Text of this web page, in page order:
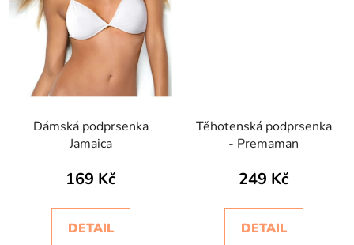
Dámská podprsenka
Jamaica
169 Kč
DETAIL
Těhotenská podprsenka
- Premaman
249 Kč
DETAIL